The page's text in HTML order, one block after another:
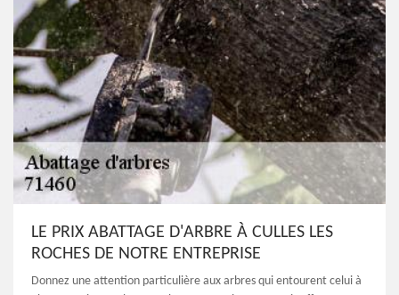
LE PRIX ABATTAGE D'ARBRE À CULLES LES
ROCHES DE NOTRE ENTREPRISE
Donnez une attention particulière aux arbres qui entourent celui à